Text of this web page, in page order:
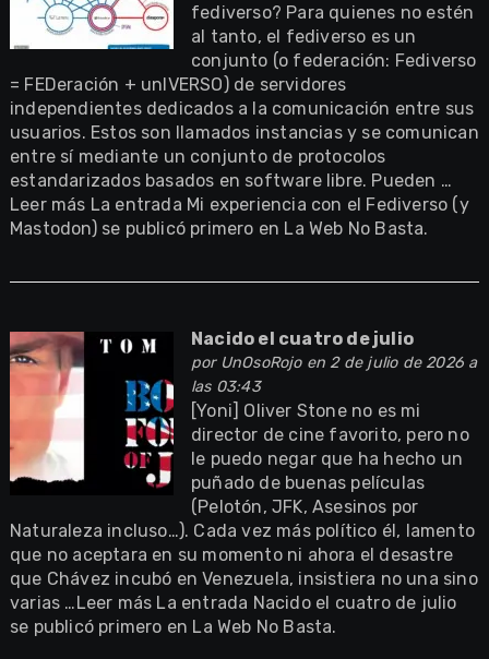
fediverso? Para quienes no estén
al tanto, el fediverso es un
conjunto (o federación: Fediverso
= FEDeración + unIVERSO) de servidores
independientes dedicados a la comunicación entre sus
usuarios. Estos son llamados instancias y se comunican
entre sí mediante un conjunto de protocolos
estandarizados basados en software libre. Pueden …
Leer más La entrada Mi experiencia con el Fediverso (y
Mastodon) se publicó primero en La Web No Basta.
Nacido el cuatro de julio
por UnOsoRojoen 2 de julio de 2026 a
las 03:43
[Yoni] Oliver Stone no es mi
director de cine favorito, pero no
le puedo negar que ha hecho un
puñado de buenas películas
(Pelotón, JFK, Asesinos por
Naturaleza incluso…). Cada vez más político él, lamento
que no aceptara en su momento ni ahora el desastre
que Chávez incubó en Venezuela, insistiera no una sino
varias …Leer más La entrada Nacido el cuatro de julio
se publicó primero en La Web No Basta.